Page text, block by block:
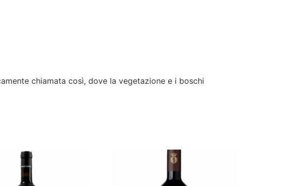
chiamata così, dove la vegetazione e i boschi